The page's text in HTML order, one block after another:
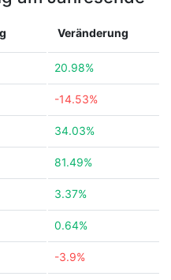
Veränderung
20.98%
-14.53%
34.03%
81.49%
3.37%
0.64%
-3.9%